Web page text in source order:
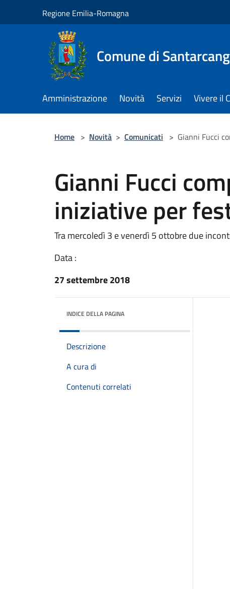
Regione Emilia-Romagna
Comune di
Amministrazione Novità Servizi Vivere il
Home > Novità > Comunicati > Gianni Fucci
Gianni Fucci
iniziative per
Tra mercoledì 3 e venerdì 5 ottobre due
Data :
27 settembre 2018
INDICE DELLA PAGINA
Descrizione
A cura di
Contenuti correlati